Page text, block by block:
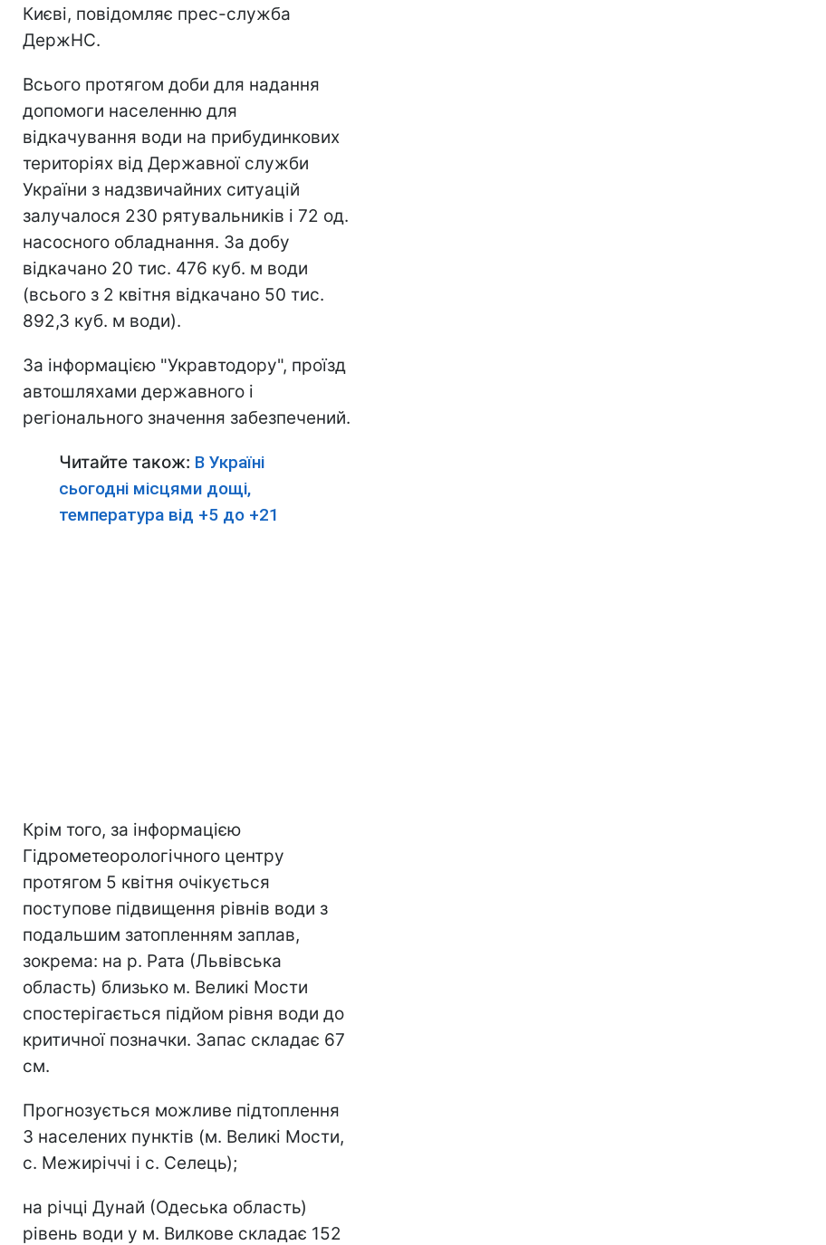
Києві, повідомляє прес-служба
ДержНС.
Всього протягом доби для надання
допомоги населенню для
відкачування води на прибудинкових
територіях від Державної служби
України з надзвичайних ситуацій
залучалося 230 рятувальників і 72 од.
насосного обладнання. За добу
відкачано 20 тис. 476 куб. м води
(всього з 2 квітня відкачано 50 тис.
892,3 куб. м води).
За інформацією "Укравтодору", проїзд
автошляхами державного і
регіонального значення забезпечений.
Читайте також: В Україні
сьогодні місцями дощі,
температура від +5 до +21
Крім того, за інформацією
Гідрометеорологічного центру
протягом 5 квітня очікується
поступове підвищення рівнів води з
подальшим затопленням заплав,
зокрема: на р. Рата (Львівська
область) близько м. Великі Мости
спостерігається підйом рівня води до
критичної позначки. Запас складає 67
см.
Прогнозується можливе підтоплення
3 населених пунктів (м. Великі Мости,
с. Межиріччі і с. Селець);
на річці Дунай (Одеська область)
рівень води у м. Вилкове складає 152